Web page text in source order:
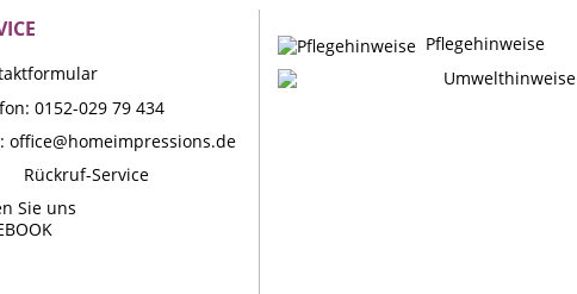
0152-029 79 434
office@homeimpressions.de
Rückruf-Service
Sie uns
Pflegehinweise
Umwelthinweise